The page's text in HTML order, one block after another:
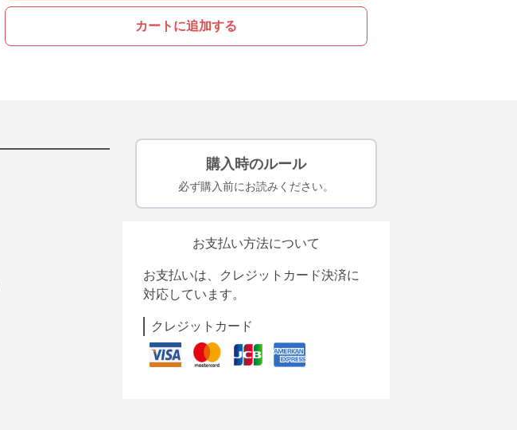
カートに追加する
購入時のルール
必ず購入前にお読みください。
お支払い方法について
お支払いは、クレジットカード決済に
対応しています。
クレジットカード